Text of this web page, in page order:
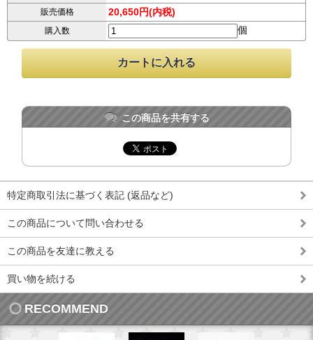
販売価格 20,650円(内税)
購入数 個
この商品を共有する
特定商取引法に基づく表記 (返品など)
この商品について問い合わせる
この商品を友達に教える
買い物を続ける
RECOMMEND